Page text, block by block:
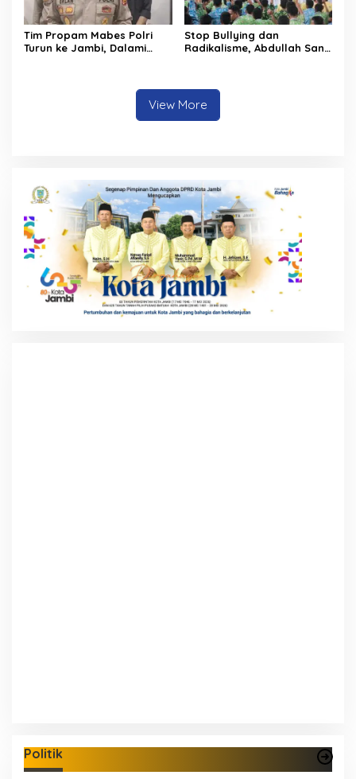
Tim Propam Mabes Polri
Turun ke Jambi, Dalami
Stop Bullying dan
Radikalisme, Abdullah Sani
View More
Politik